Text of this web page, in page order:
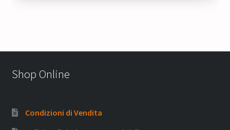
Shop Online
Condizioni di Vendita